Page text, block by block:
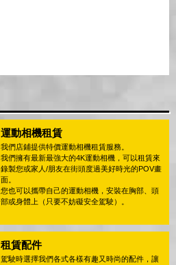
運動相機租賃
我們店鋪提供特價運動相機租賃服務。
我們擁有最新最強大的4K運動相機，可以租賃來
錄製您或家人/朋友在街頭度過美好時光的POV畫
面。
您也可以攜帶自己的運動相機，安裝在胸部、頭
部或身體上（只要不妨礙安全駕駛）。
租賃配件
駕駛時選擇我們各式各樣有趣又時尚的配件，讓